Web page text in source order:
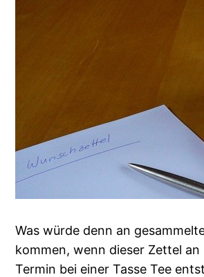
Was würde denn an
kommen, wenn dieser Zettel an
Termin bei einer Tasse Tee